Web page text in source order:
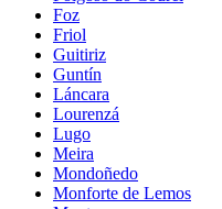
Foz
Friol
Guitiriz
Guntín
Láncara
Lourenzá
Lugo
Meira
Mondoñedo
Monforte de Lemos